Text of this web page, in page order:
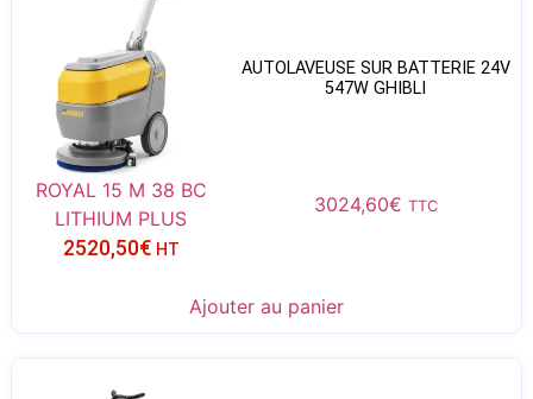
AUTOLAVEUSE SUR BATTERIE 24V
547W GHIBLI
ROYAL 15 M 38 BC
LITHIUM PLUS
3024,60€ TTC
2520,50€ HT
Ajouter au panier